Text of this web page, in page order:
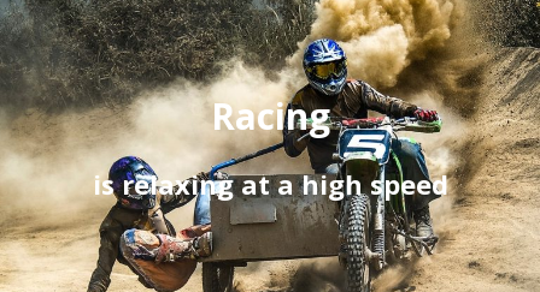
Racing
is relaxing at a high speed